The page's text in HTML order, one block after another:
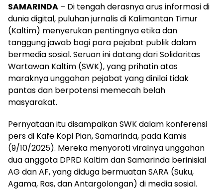
SAMARINDA – Di tengah derasnya arus informasi di
dunia digital, puluhan jurnalis di Kalimantan Timur
(Kaltim) menyerukan pentingnya etika dan
tanggung jawab bagi para pejabat publik dalam
bermedia sosial. Seruan ini datang dari Solidaritas
Wartawan Kaltim (SWK), yang prihatin atas
maraknya unggahan pejabat yang dinilai tidak
pantas dan berpotensi memecah belah
masyarakat.
Pernyataan itu disampaikan SWK dalam konferensi
pers di Kafe Kopi Pian, Samarinda, pada Kamis
(9/10/2025). Mereka menyoroti viralnya unggahan
dua anggota DPRD Kaltim dan Samarinda berinisial
AG dan AF, yang diduga bermuatan SARA (Suku,
Agama, Ras, dan Antargolongan) di media sosial.